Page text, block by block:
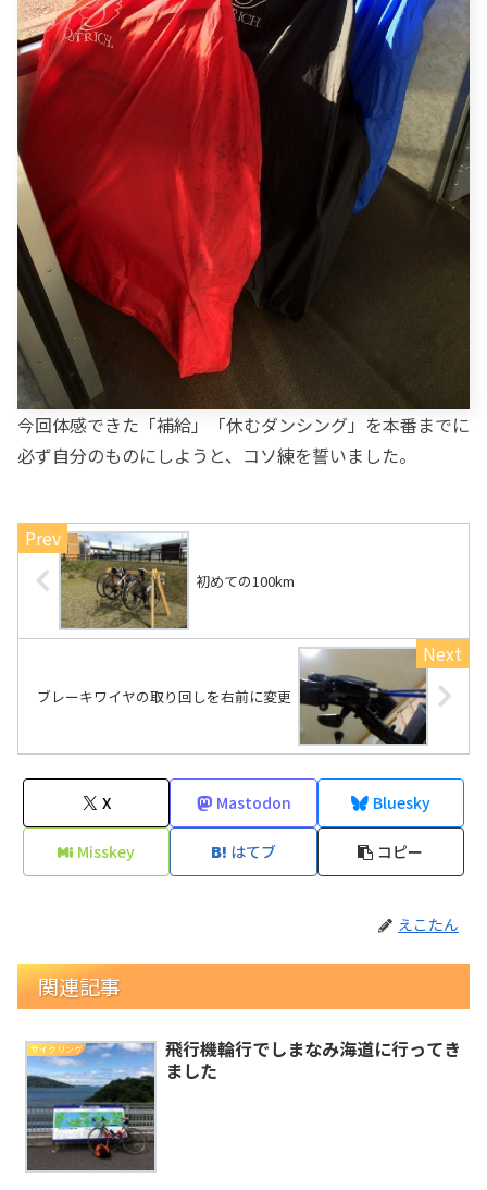
今回体感できた「補給」「休むダンシング」を本番までに
必ず自分のものにしようと、コソ練を誓いました。
初めての100km
ブレーキワイヤの取り回しを右前に変更
X Mastodon Bluesky
Misskey はてブ コピー
えこたん
関連記事
サイクリング
飛行機輪行でしまなみ海道に行ってき
ました